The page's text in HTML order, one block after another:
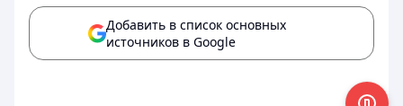
Добавить в список основных
источников в Google